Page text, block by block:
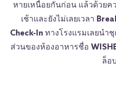
หายเหนื่อยกันก่อน แล้วด้วย
เช้าและยังไม่เลยเวลา
Check-In ทางโรงแรมเลยนำ
ส่วนของห้องอาหารชื่อ
ล็อ